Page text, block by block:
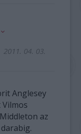
2011. 04. 03.
Anglesey
az